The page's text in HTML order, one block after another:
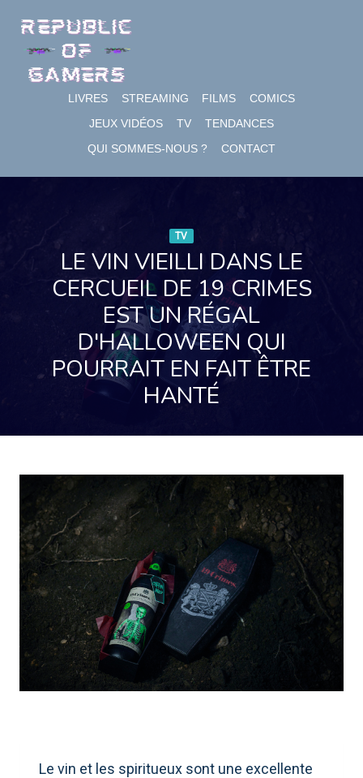
content
LIVRES STREAMING FILMS
COMICS
JEUX VIDÉOS
TV
TENDANCES
QUI SOMMES-NOUS ?
CONTACT
TV
LE VIN VIEILLI DANS LE
CERCUEIL DE 19 CRIMES
EST UN RÉGAL
D'HALLOWEEN QUI
POURRAIT EN FAIT ÊTRE
HANTÉ
Le vin et les spiritueux sont une excellente